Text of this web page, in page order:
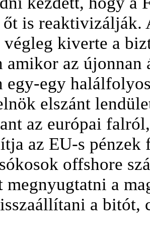
is reaktivizálják.
végleg kiverte a
amikor az újonnan
egy-egy
elszánt
az európai
az EU-s pénzek
offshore
megnyugtatni a
a bitót,